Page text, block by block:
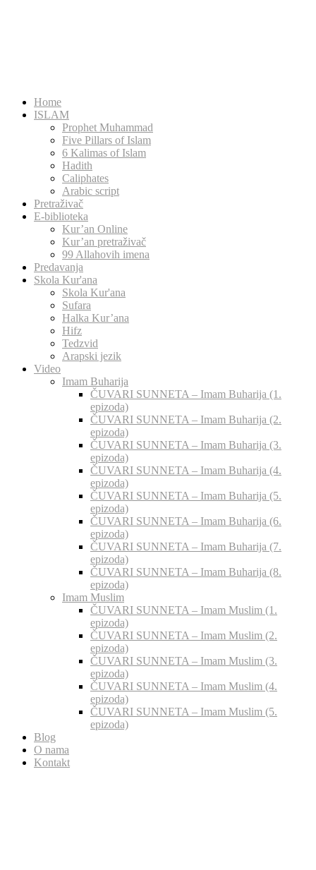
Home
ISLAM
Prophet Muhammad
Five Pillars of Islam
6 Kalimas of Islam
Hadith
Caliphates
Arabic script
Pretraživač
E-biblioteka
Kur’an Online
Kur’an pretraživač
99 Allahovih imena
Predavanja
Skola Kur'ana
Skola Kur'ana
Sufara
Halka Kur’ana
Hifz
Tedzvid
Arapski jezik
Video
Imam Buharija
ČUVARI SUNNETA – Imam Buharija (1.
epizoda)
ČUVARI SUNNETA – Imam Buharija (2.
epizoda)
ČUVARI SUNNETA – Imam Buharija (3.
epizoda)
ČUVARI SUNNETA – Imam Buharija (4.
epizoda)
ČUVARI SUNNETA – Imam Buharija (5.
epizoda)
ČUVARI SUNNETA – Imam Buharija (6.
epizoda)
ČUVARI SUNNETA – Imam Buharija (7.
epizoda)
ČUVARI SUNNETA – Imam Buharija (8.
epizoda)
Imam Muslim
ČUVARI SUNNETA – Imam Muslim (1.
epizoda)
ČUVARI SUNNETA – Imam Muslim (2.
epizoda)
ČUVARI SUNNETA – Imam Muslim (3.
epizoda)
ČUVARI SUNNETA – Imam Muslim (4.
epizoda)
ČUVARI SUNNETA – Imam Muslim (5.
epizoda)
Blog
O nama
Kontakt